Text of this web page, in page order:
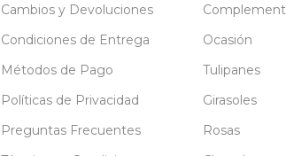
Cambios y Devoluciones
Condiciones de Entrega
Métodos de Pago
Políticas de Privacidad
Preguntas Frecuentes
Ocasión
Tulipanes
Girasoles
Rosas